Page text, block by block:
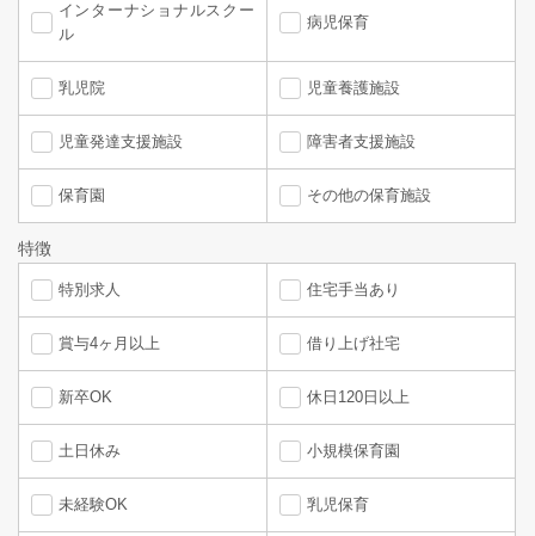
インターナショナルスクー
ル
病児保育
乳児院 児童養護施設
児童発達支援施設 障害者支援施設
保育園 その他の保育施設
特徴
特別求人 住宅手当あり
賞与4ヶ月以上 借り上げ社宅
新卒OK 休日120日以上
土日休み 小規模保育園
未経験OK 乳児保育